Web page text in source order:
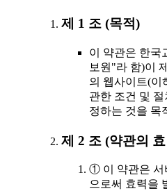
제 1 조 (목적)
이 약관은 한국
보원"라 함)이
의 웹사이트(이
관한 조건 및
정하는 것을 목
제 2 조 (약관의
① 이 약관은 서
으로써 효력을